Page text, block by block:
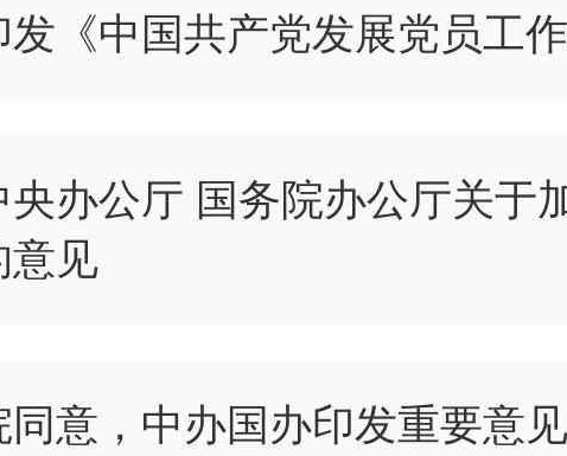
《中国共产党发展党员工作
办公厅 国务院办公厅关于
意见
意，中办国办印发重要意见